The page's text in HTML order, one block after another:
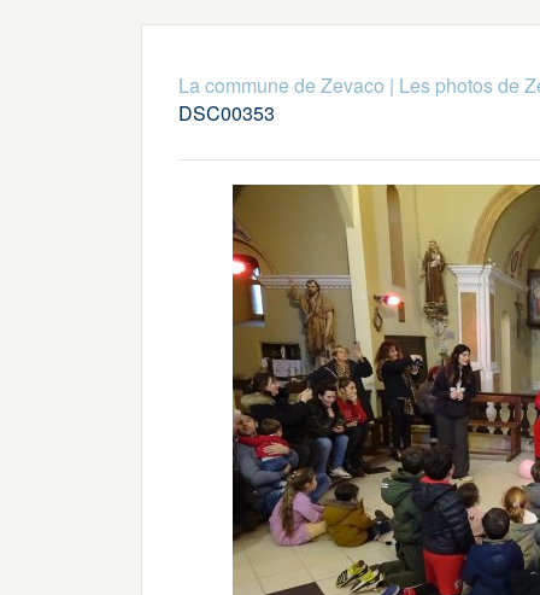
La commune de Zevaco | Les photos de
DSC00353